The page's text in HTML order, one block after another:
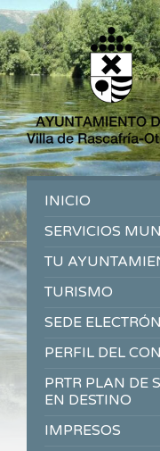
INICIO
SERVICIOS
TU
TURISMO
SEDE
PERFIL DEL
PRTR PLAN DE
EN DESTINO
IMPRESOS